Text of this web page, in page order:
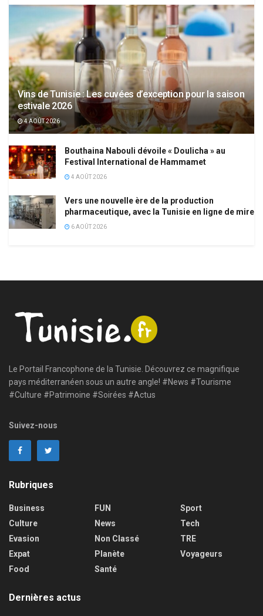
Vins de Tunisie : Les cuvées d’exception pour la saison
estivale 2026
4 AOÛT 2026
Bouthaina Nabouli dévoile « Doulicha » au
Festival International de Hammamet
4 AOÛT 2026
Vers une nouvelle ère de la production
pharmaceutique, avec la Tunisie en ligne de mire
6 AOÛT 2026
Le Portail Francophone de la Tunisie. Découvrez ce magnifique
pays méditerranéen sous un autre angle! #News #Tourisme
#Culture #Patrimoine #Soirées #Actus
Suivez-nous
Rubriques
Business
Culture
Evasion
Expat
Food
FUN
News
Non Classé
Planète
Santé
Sport
Tech
TRE
Voyageurs
Dernières actus